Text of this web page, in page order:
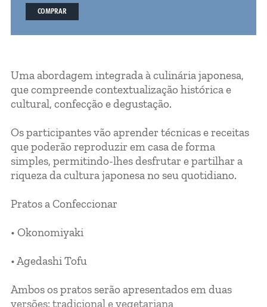
COMPRAR
Uma abordagem integrada à culinária japonesa,
que compreende contextualização histórica e
cultural, confecção e degustação.
Os participantes vão aprender técnicas e receitas
que poderão reproduzir em casa de forma
simples, permitindo-lhes desfrutar e partilhar a
riqueza da cultura japonesa no seu quotidiano.
Pratos a Confeccionar
• Okonomiyaki
• Agedashi Tofu
Ambos os pratos serão apresentados em duas
versões: tradicional e vegetariana